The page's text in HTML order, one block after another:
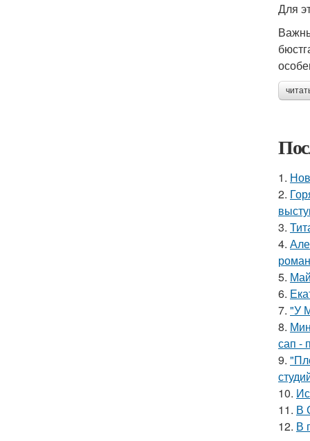
Для
1.
2.
3.
4.
5.
6.
7. "У
8.
сап -
9.
10.
11. В
12. В